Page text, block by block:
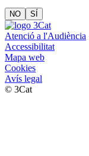
NO SÍ
Atenció a l'Audiència
Accessibilitat
Mapa web
Cookies
Avís legal
© 3Cat